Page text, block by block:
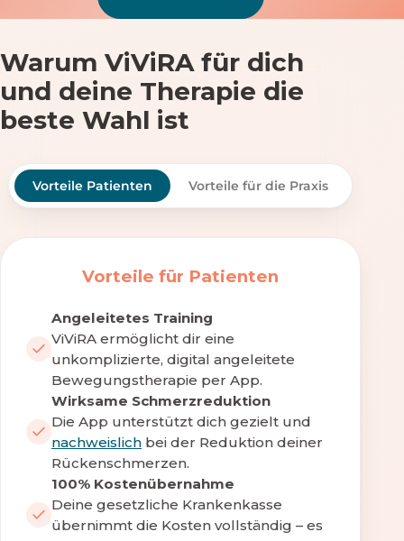
Warum ViViRA für dich
und deine Therapie die
beste Wahl ist
Vorteile Patienten Vorteile für die Praxis
Vorteile für Patienten
Angeleitetes Training
ViViRA ermöglicht dir eine
unkomplizierte, digital angeleitete
Bewegungstherapie per App.
Wirksame Schmerzreduktion
Die App unterstützt dich gezielt und
nachweislich bei der Reduktion deiner
Rückenschmerzen.
100% Kostenübernahme
Deine gesetzliche Krankenkasse
übernimmt die Kosten vollständig – es